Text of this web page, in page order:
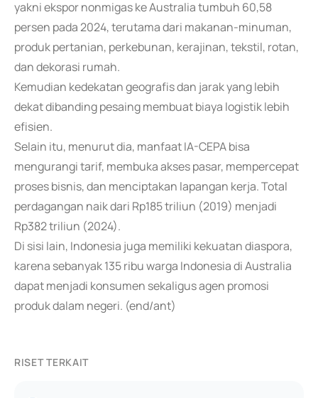
yakni ekspor nonmigas ke Australia tumbuh 60,58
persen pada 2024, terutama dari makanan-minuman,
produk pertanian, perkebunan, kerajinan, tekstil, rotan,
dan dekorasi rumah.
Kemudian kedekatan geografis dan jarak yang lebih
dekat dibanding pesaing membuat biaya logistik lebih
efisien.
Selain itu, menurut dia, manfaat IA-CEPA bisa
mengurangi tarif, membuka akses pasar, mempercepat
proses bisnis, dan menciptakan lapangan kerja. Total
perdagangan naik dari Rp185 triliun (2019) menjadi
Rp382 triliun (2024).
Di sisi lain, Indonesia juga memiliki kekuatan diaspora,
karena sebanyak 135 ribu warga Indonesia di Australia
dapat menjadi konsumen sekaligus agen promosi
produk dalam negeri. (end/ant)
RISET TERKAIT